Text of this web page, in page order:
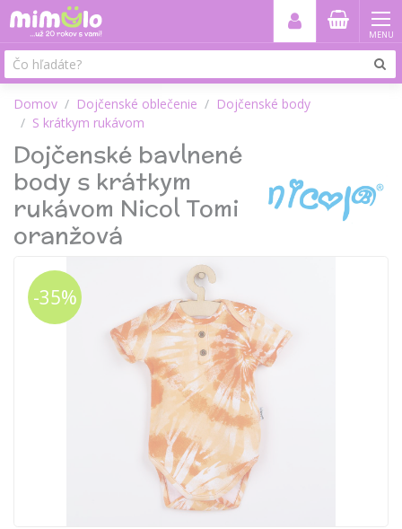
MENU
Domov Dojčenské oblečenie
Dojčenské body
S krátkym rukávom
Dojčenské bavlnené
body s krátkym
rukávom Nicol Tomi
oranžová
-35%